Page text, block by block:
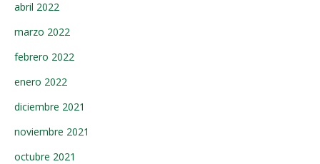
abril 2022
marzo 2022
febrero 2022
enero 2022
diciembre 2021
noviembre 2021
octubre 2021